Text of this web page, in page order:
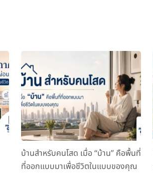
บ้านสำหรับคนโสด เมื่อ “บ้าน” คือพื้นที่
ที่ออกแบบมาเพื่อชีวิตในแบบของคุณ